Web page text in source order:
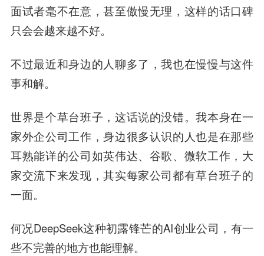
面试者毫不在意，甚至傲慢无理，这样的话口碑
只会会越来越不好。
不过最近和身边的人聊多了，我也在慢慢与这件
事和解。
世界是个草台班子，这话说的没错。我本身在一
家外企公司工作，身边很多认识的人也是在那些
耳熟能详的公司如英伟达、谷歌、微软工作，大
家交流下来发现，其实每家公司都有草台班子的
一面。
何况DeepSeek这种初露锋芒的AI创业公司，有一
些不完善的地方也能理解。